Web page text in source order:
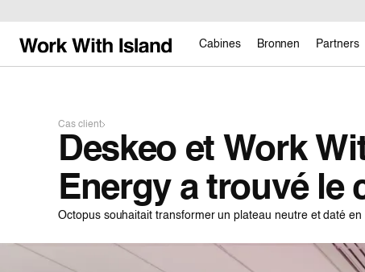
Cabines Bronnen Partners
Cas client
Deskeo et Work
Energy a trouvé le
Octopus souhaitait transformer un plateau neutre et daté